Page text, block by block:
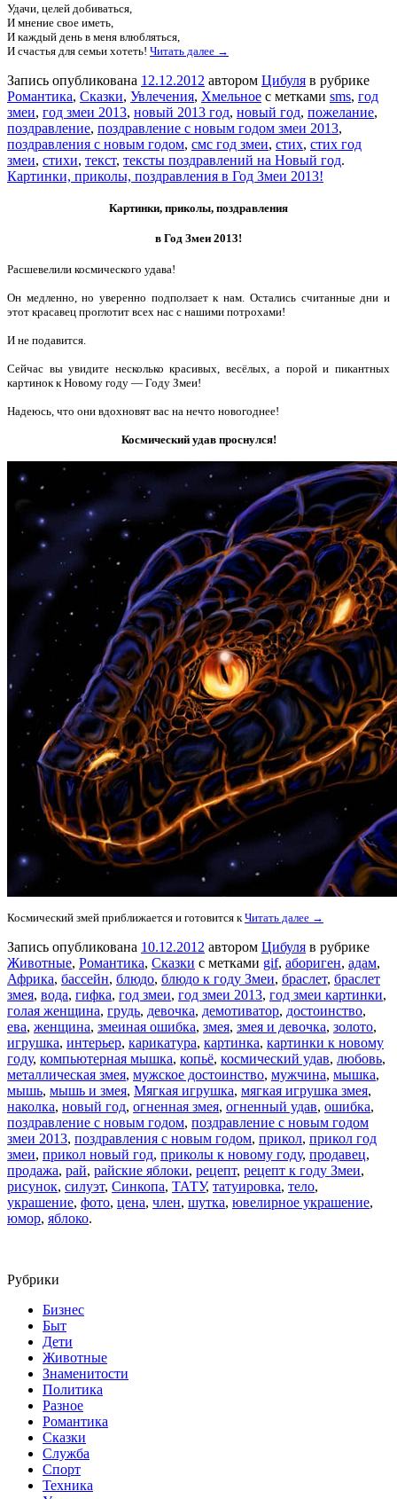
Удачи, целей добиваться,
И мнение свое иметь,
И каждый день в меня влюбляться,
И счастья для семьи хотеть! Читать далее →
Запись опубликована 12.12.2012 автором Цибуля в рубрике
Романтика, Сказки, Увлечения, Хмельное с метками sms, год
змеи, год змеи 2013, новый 2013 год, новый год, пожелание,
поздравление, поздравление с новым годом змеи 2013,
поздравления с новым годом, смс год змеи, стих, стих год
змеи, стихи, текст, тексты поздравлений на Новый год.
Картинки, приколы, поздравления в Год Змеи 2013!
Картинки, приколы, поздравления
в Год Змеи 2013!
Расшевелили космического удава!
Он медленно, но уверенно подползает к нам. Остались считанные дни и
этот красавец проглотит всех нас с нашими потрохами!
И не подавится.
Сейчас вы увидите несколько красивых, весёлых, а порой и пикантных
картинок к Новому году — Году Змеи!
Надеюсь, что они вдохновят вас на нечто новогоднее!
Космический удав проснулся!
Космический змей приближается и готовится кЧитать далее →
Запись опубликована 10.12.2012 автором Цибуля в рубрике
Животные, Романтика, Сказки с метками gif, абориген, адам,
Африка, бассейн, блюдо, блюдо к году Змеи, браслет, браслет
змея, вода, гифка, год змеи, год змеи 2013, год змеи картинки,
голая женщина, грудь, девочка, демотиватор, достоинство,
ева, женщина, змеиная ошибка, змея, змея и девочка, золото,
игрушка, интерьер, карикатура, картинка, картинки к новому
году, компьютерная мышка, копьё, космический удав, любовь,
металлическая змея, мужское достоинство, мужчина, мышка,
мышь, мышь и змея, Мягкая игрушка, мягкая игрушка змея,
наколка, новый год, огненная змея, огненный удав, ошибка,
поздравление с новым годом, поздравление с новым годом
змеи 2013, поздравления с новым годом, прикол, прикол год
змеи, прикол новый год, приколы к новому году, продавец,
продажа, рай, райские яблоки, рецепт, рецепт к году Змеи,
рисунок, силуэт, Синкопа, ТАТУ, татуировка, тело,
украшение, фото, цена, член, шутка, ювелирное украшение,
юмор, яблоко.
Рубрики
Бизнес
Быт
Дети
Животные
Знаменитости
Политика
Разное
Романтика
Сказки
Служба
Спорт
Техника